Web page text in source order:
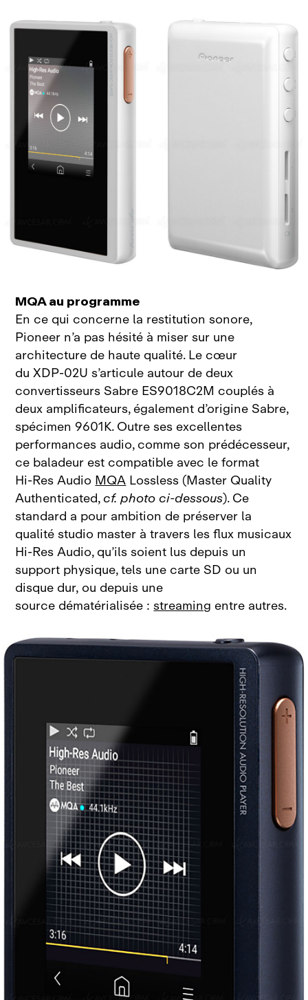
MQA au programme
En ce qui concerne la restitution sonore,
Pioneer n’a pas hésité à miser sur une
architecture de haute qualité. Le cœur
du XDP‑02U s’articule autour de deux
convertisseurs Sabre ES9018C2M couplés à
deux amplificateurs, également d’origine Sabre,
spécimen 9601K. Outre ses excellentes
performances audio, comme son prédécesseur,
ce baladeur est compatible avec le format
Hi‑ResAudioMQALossless (Master Quality
Authenticated,cf. photo ci‑dessous). Ce
standard a pour ambition de préserver la
qualité studio master à travers les flux musicaux
Hi‑ResAudio, qu’ils soient lus depuis un
support physique, tels une carte SD ou un
disque dur, ou depuis une
source dématérialisée :streaming entre autres.